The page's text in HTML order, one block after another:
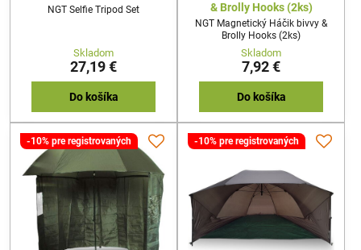
NGT Selfie Tripod Set
Skladom
27,19 €
Do košíka
& Brolly Hooks (2ks)
NGT Magnetický Háčik bivvy &
Brolly Hooks (2ks)
Skladom
7,92 €
Do košíka
-10% pre registrovaných -10% pre registrovaných